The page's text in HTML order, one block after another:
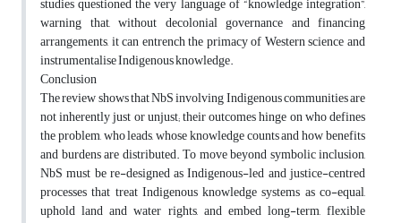
warning that, without decolonial governance and financing
arrangements, it can entrench the primacy of Western science and
instrumentalise Indigenous knowledge.
Conclusion
The review shows that NbS involving Indigenous communities are
not inherently just or unjust; their outcomes hinge on who defines
the problem, who leads, whose knowledge counts and how benefits
and burdens are distributed. To move beyond symbolic inclusion,
NbS must be re-designed as Indigenous-led and justice-centred
processes that treat Indigenous knowledge systems as co-equal,
uphold land and water rights, and embed long-term, flexible